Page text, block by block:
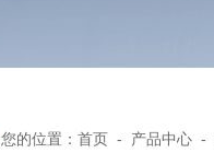
您的位置： 首页 - 产品中心 -